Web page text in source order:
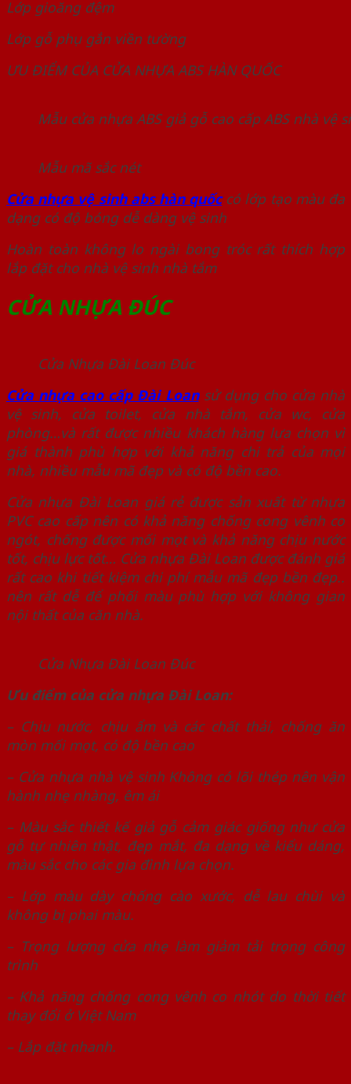
Lớp gioăng đệm
Lớp gỗ phụ gắn viền tường
ƯU ĐIỂM CỦA CỬA NHỰA ABS HÀN QUỐC
Mẫu cửa nhựa ABS giả gỗ cao cấp ABS nhà vệ
Mẫu mã sắc nét
Cửa nhựa vệ sinh abs hàn quốc có lớp tạo màu đa
dạng có độ bóng dễ dàng vệ sinh
Hoàn toàn không lo ngài bong tróc rất thích hợp
lắp đặt cho nhà vệ sinh nhà tắm
CỬA NHỰA ĐÚC
Cửa Nhựa Đài Loan Đúc
Cửa nhựa cao cấp Đài Loan sử dụng cho cửa nhà
vệ sinh, cửa toilet, cửa nhà tắm, cửa wc, cửa
phòng…và rất được nhiều khách hàng lựa chọn vì
giá thành phù hợp với khả năng chi trả của mọi
nhà, nhiều mẫu mã đẹp và có độ bền cao.
Cửa nhựa Đài Loan giá rẻ được sản xuất từ nhựa
PVC cao cấp nên có khả năng chống cong vênh co
ngót, chống được mối mọt và khả năng chịu nước
tốt, chịu lực tốt… Cửa nhựa Đài Loan được đánh giá
rất cao khi tiết kiệm chi phí mẫu mã đẹp bền đẹp..
nên rất dễ để phối màu phù hợp với không gian
nội thất của căn nhà.
Cửa Nhựa Đài Loan Đúc
Ưu điểm của cửa nhựa Đài Loan:
– Chịu nước, chịu ẩm và các chất thải, chống ăn
mòn mối mọt, có độ bền cao
– Cửa nhựa nhà vệ sinh Không có lõi thép nên vận
hành nhẹ nhàng, êm ái
– Màu sắc thiết kế giả gỗ cảm giác giống như cửa
gỗ tự nhiên thật, đẹp mắt, đa dạng về kiểu dáng,
màu sắc cho các gia đình lựa chọn.
– Lớp màu dày chống cào xước, dễ lau chùi và
không bị phai màu.
– Trọng lượng cửa nhẹ làm giảm tải trọng công
trình
– Khả năng chống cong vênh co nhót do thời tiết
thay đổi ở Việt Nam
– Lắp đặt nhanh.